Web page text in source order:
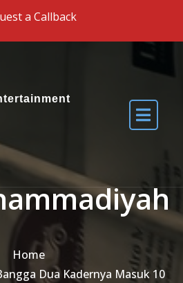
a Callback
Home
Dua Kadernya Masuk 10